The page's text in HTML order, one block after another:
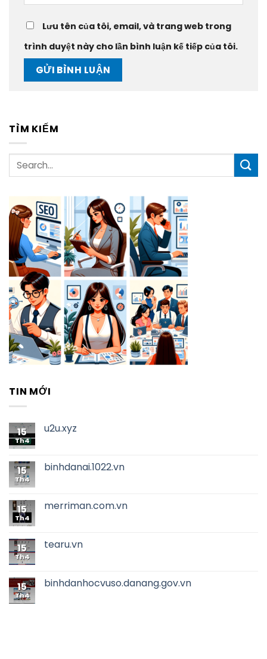
Lưu tên của tôi, email, và trang web trong
trình duyệt này cho lần bình luận kế tiếp của tôi.
TÌM KIẾM
TIN MỚI
15
Th4
u2u.xyz
15
Th4
binhdanai.1022.vn
15
Th4
merriman.com.vn
15
Th4
tearu.vn
15
Th4
binhdanhocvuso.danang.gov.vn